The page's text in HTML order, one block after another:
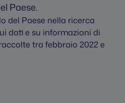
Paese.
del Paese nella ricerca
dati e su informazioni di
tra febbraio 2022 e